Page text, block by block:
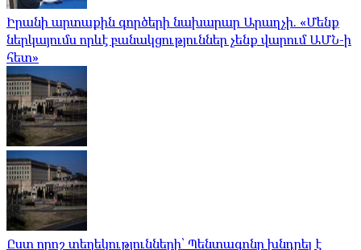
Իրանի արտաքին գործերի նախարար Արաղչի. «Մենք
ներկայումս որևէ բանակցություններ չենք վարում ԱՄՆ-ի
հետ»
Ըստ որոշ տեղեկությունների՝ Պենտագոնը խնդրել է